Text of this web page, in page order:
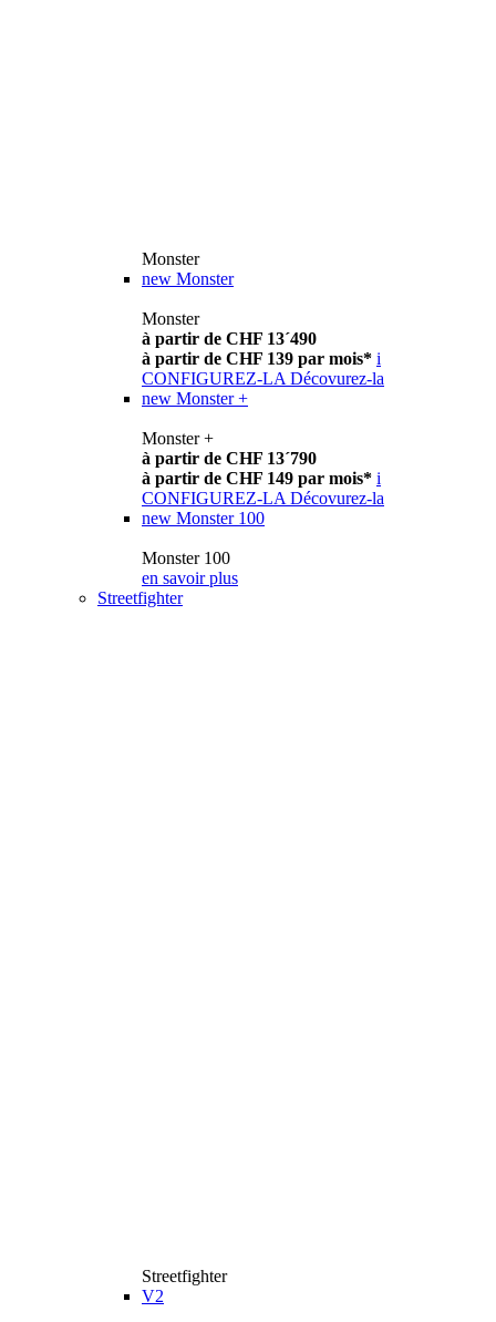
Monster
new Monster
Monster
à partir de CHF 13´490
à partir de CHF 139 par mois* i
CONFIGUREZ-LA Décovurez-la
new Monster +
Monster +
à partir de CHF 13´790
à partir de CHF 149 par mois* i
CONFIGUREZ-LA Décovurez-la
new Monster 100
Monster 100
en savoir plus
Streetfighter
Streetfighter
V2